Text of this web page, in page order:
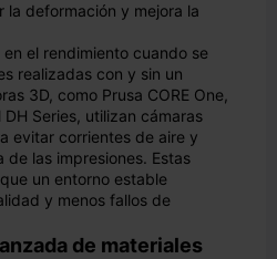
la deformación y mejora la
el rendimiento cuando se
realizadas con y sin un
3D, como Prusa CORE One,
Series, utilizan cámaras
evitar corrientes de aire y
de las impresiones. Estas
un entorno estable
y menos fallos de
de materiales